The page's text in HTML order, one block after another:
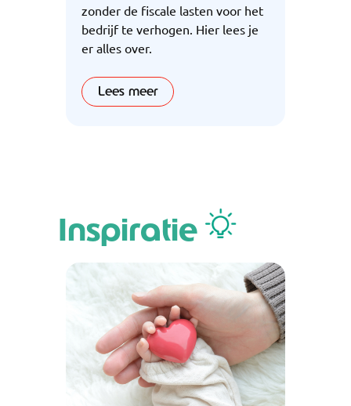
zonder de fiscale lasten voor het
bedrijf te verhogen. Hier lees je
er alles over.
Lees meer
Inspiratie